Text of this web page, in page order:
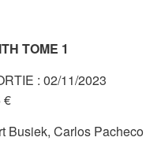
TOME 1
: 02/11/2023
€
Busiek, Carlos Pacheco